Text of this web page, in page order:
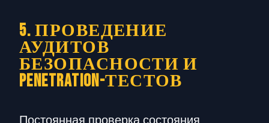
5. ПРОВЕДЕНИЕ
АУДИТОВ
БЕЗОПАСНОСТИ И
PENETRATION-ТЕСТОВ